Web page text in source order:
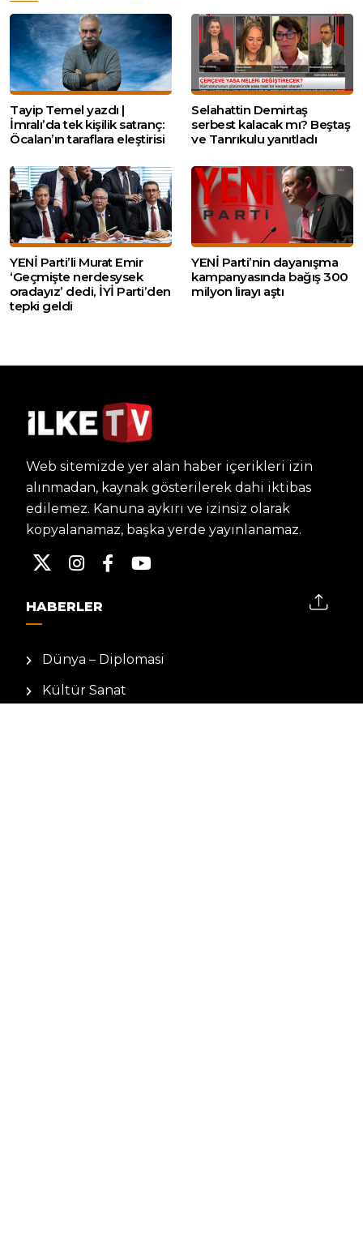
Tayip Temel yazdı |
İmralı’da tek kişilik satranç:
Öcalan’ın taraflara eleştirisi
Selahattin Demirtaş
serbest kalacak mı? Beştaş
ve Tanrıkulu yanıtladı
YENİ Parti’li Murat Emir
‘Geçmişte nerdesysek
oradayız’ dedi, İYİ Parti’den
tepki geldi
YENİ Parti’nin dayanışma
kampanyasında bağış 300
milyon lirayı aştı
Web sitemizde yer alan haber içerikleri izin
alınmadan, kaynak gösterilerek dahi iktibas
edilemez. Kanuna aykırı ve izinsiz olarak
kopyalanamaz, başka yerde yayınlanamaz.
HABERLER
Dünya – Diplomasi
Kültür Sanat